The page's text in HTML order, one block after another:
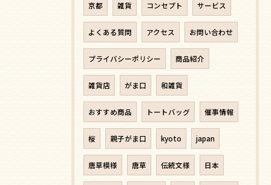
京都 雑貨 コンセプト サービス
よくある質問 アクセス お問い合わせ
プライバシーポリシー 商品紹介
雑貨店 がま口 和雑貨
おすすめ商品 トートバッグ 催事情報
桜 親子がま口 kyoto japan
唐草模様 唐草 伝統文様 日本